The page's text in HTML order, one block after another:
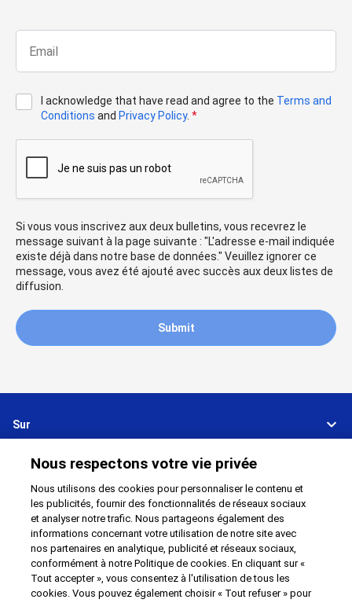
I acknowledge that have read and agree to the Terms and
Conditions and Privacy Policy. *
Si vous vous inscrivez aux deux bulletins, vous recevrez le
message suivant à la page suivante : "L'adresse e-mail indiquée
existe déjà dans notre base de données." Veuillez ignorer ce
message, vous avez été ajouté avec succès aux deux listes de
diffusion.
Submit
Sur
Support
Relier Partager
Global Network
Conditions d'utilisation
Nous respectons votre vie privée
Nous utilisons des cookies pour personnaliser le contenu et
les publicités, fournir des fonctionnalités de réseaux sociaux
et analyser notre trafic. Nous partageons également des
informations concernant votre utilisation de notre site avec
nos partenaires en analytique, publicité et réseaux sociaux,
conformément à notre Politique de cookies. En cliquant sur «
Tout accepter », vous consentez à l'utilisation de tous les
cookies. Vous pouvez également choisir « Tout refuser » pour